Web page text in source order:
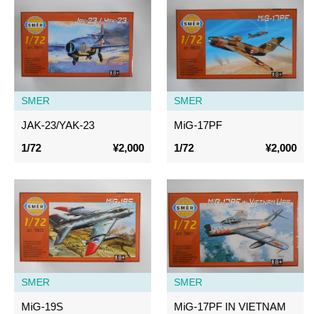
SMER
JAK-23/YAK-23
1/72
¥2,000
SMER
MiG-17PF
1/72
¥2,000
SMER
MiG-19S
SMER
MiG-17PF IN VIETNAM